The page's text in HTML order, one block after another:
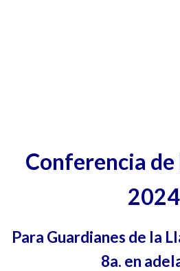
Conferencia de
2024
Para Guardianes de la
8a. en